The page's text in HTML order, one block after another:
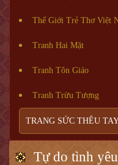
Thế Giới Trẻ Thơ Việt
Tranh Hai Mặt
Tranh Tôn Giáo
Tranh Trừu Tượng
TRANG SỨC THÊU
Tự do tình